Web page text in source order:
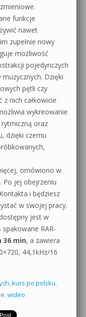
funkcje
nawet
zupełnie nowy
możliwość
pojedynczych
Dzięki
pętli czy
nich całkowicie
wykreowanie
oraz
dzięki czemu
omówiono w
Po jej obejrzeniu
i będziesz
w swojej pracy.
dostępny jest w
RAR-
36 min, a zawiera
44,1kHz/16
, kurs po polsku,
, wideo